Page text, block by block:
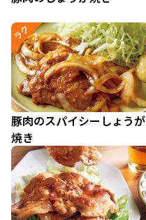
ラク
豚肉のスパイシーしょうが
焼き